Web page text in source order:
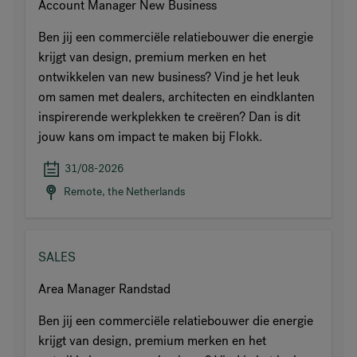
Account Manager New Business
Ben jij een commerciële relatiebouwer die energie
krijgt van design, premium merken en het
ontwikkelen van new business? Vind je het leuk
om samen met dealers, architecten en eindklanten
inspirerende werkplekken te creëren? Dan is dit
jouw kans om impact te maken bij Flokk.
31/08-2026
Remote, the Netherlands
SALES
Area Manager Randstad
Ben jij een commerciële relatiebouwer die energie
krijgt van design, premium merken en het